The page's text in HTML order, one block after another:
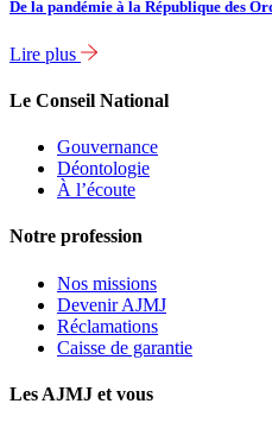
De la pandémie à la République des
Lire plus
Le Conseil National
Gouvernance
Déontologie
À l’écoute
Notre profession
Nos missions
Devenir AJMJ
Réclamations
Caisse de garantie
Les AJMJ et vous